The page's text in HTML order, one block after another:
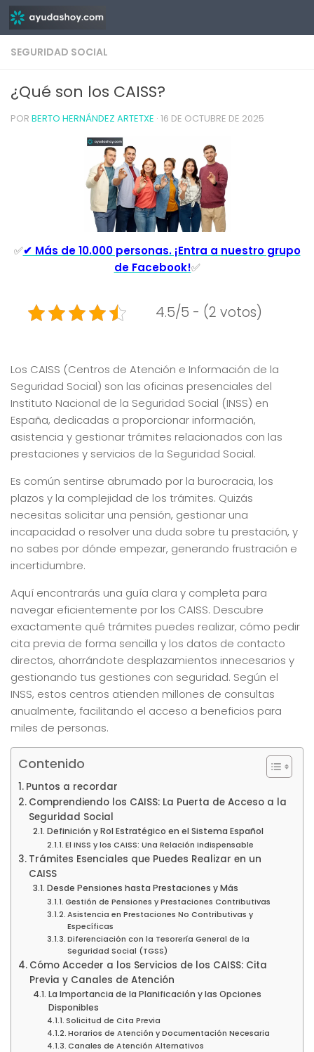
Saltar al contenido
SEGURIDAD SOCIAL
¿Qué son los CAISS?
POR BERTO HERNÁNDEZ ARTETXE · 16 DE OCTUBRE DE 2025
✅✔ Más de 10.000 personas. ¡Entra a nuestro grupo
de Facebook!✅
4.5/5 - (2 votos)
Los CAISS (Centros de Atención e Información de la
Seguridad Social) son las oficinas presenciales del
Instituto Nacional de la Seguridad Social (INSS) en
España, dedicadas a proporcionar información,
asistencia y gestionar trámites relacionados con las
prestaciones y servicios de la Seguridad Social.
Es común sentirse abrumado por la burocracia, los
plazos y la complejidad de los trámites. Quizás
necesitas solicitar una pensión, gestionar una
incapacidad o resolver una duda sobre tu prestación, y
no sabes por dónde empezar, generando frustración e
incertidumbre.
Aquí encontrarás una guía clara y completa para
navegar eficientemente por los CAISS. Descubre
exactamente qué trámites puedes realizar, cómo pedir
cita previa de forma sencilla y los datos de contacto
directos, ahorrándote desplazamientos innecesarios y
gestionando tus gestiones con seguridad. Según el
INSS, estos centros atienden millones de consultas
anualmente, facilitando el acceso a beneficios para
miles de personas.
Contenido
Puntos a recordar
Comprendiendo los CAISS: La Puerta de Acceso a la
Seguridad Social
Definición y Rol Estratégico en el Sistema Español
El INSS y los CAISS: Una Relación Indispensable
Trámites Esenciales que Puedes Realizar en un
CAISS
Desde Pensiones hasta Prestaciones y Más
Gestión de Pensiones y Prestaciones Contributivas
Asistencia en Prestaciones No Contributivas y
Específicas
Diferenciación con la Tesorería General de la
Seguridad Social (TGSS)
Cómo Acceder a los Servicios de los CAISS: Cita
Previa y Canales de Atención
La Importancia de la Planificación y las Opciones
Disponibles
Solicitud de Cita Previa
Horarios de Atención y Documentación Necesaria
Canales de Atención Alternativos